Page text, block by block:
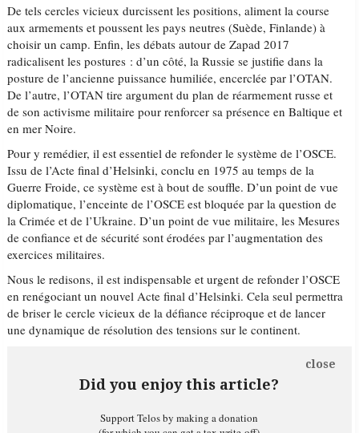
De tels cercles vicieux durcissent les positions, aliment la course
aux armements et poussent les pays neutres (Suède, Finlande) à
choisir un camp. Enfin, les débats autour de Zapad 2017
radicalisent les postures : d’un côté, la Russie se justifie dans la
posture de l’ancienne puissance humiliée, encerclée par l’OTAN.
De l’autre, l’OTAN tire argument du plan de réarmement russe et
de son activisme militaire pour renforcer sa présence en Baltique et
en mer Noire.
Pour y remédier, il est essentiel de refonder le système de l’OSCE.
Issu de l’Acte final d’Helsinki, conclu en 1975 au temps de la
Guerre Froide, ce système est à bout de souffle. D’un point de vue
diplomatique, l’enceinte de l’OSCE est bloquée par la question de
la Crimée et de l’Ukraine. D’un point de vue militaire, les Mesures
de confiance et de sécurité sont érodées par l’augmentation des
exercices militaires.
Nous le redisons, il est indispensable et urgent de refonder l’OSCE
en renégociant un nouvel Acte final d’Helsinki. Cela seul permettra
de briser le cercle vicieux de la défiance réciproque et de lancer
une dynamique de résolution des tensions sur le continent.
Did you enjoy this article?
close
Support Telos by making a donation